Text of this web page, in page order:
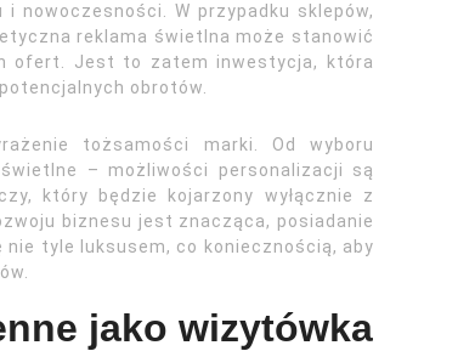
nowoczesności. W przypadku sklepów,
reklama świetlna może stanowić
ofert. Jest to zatem inwestycja, która
obrotów.
tożsamości marki. Od wyboru
– możliwości personalizacji są
który będzie kojarzony wyłącznie z
biznesu jest znacząca, posiadanie
tyle luksusem, co koniecznością, aby
jako wizytówka